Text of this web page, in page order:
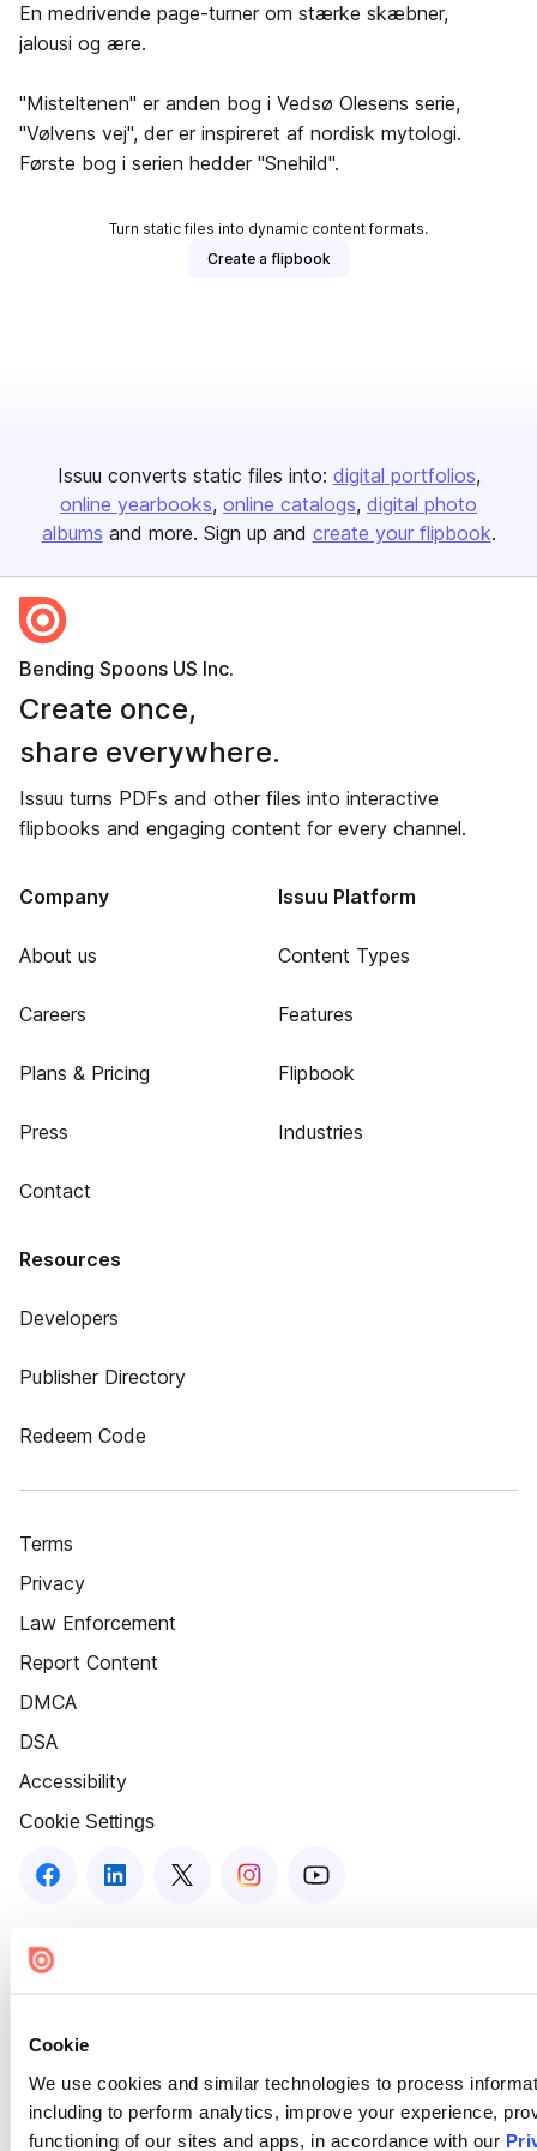
Cookie
We use cookies and similar technologies to process
including to perform analytics, improve your experience,
functioning of our sites and apps, in accordance with our
En medrivende page-turner om stærke skæbner,
jalousi og ære.
"Misteltenen" er anden bog i Vedsø Olesens serie,
"Vølvens vej", der er inspireret af nordisk mytologi.
Første bog i serien hedder "Snehild".
Turn static files into dynamic content formats.
Create a flipbook
Issuu converts static files into: digital portfolios
online yearbooks online catalogs digital photo
albums and more. Sign up and create your flipbook.
Bending Spoons US Inc.
Create once,
share everywhere.
Issuu turns PDFs and other files into interactive
flipbooks and engaging content for every channel.
Company
About us
Careers
Plans & Pricing
Press
Contact
Issuu Platform
Content Types
Features
Flipbook
Industries
Resources
Developers
Publisher Directory
Redeem Code
Terms
Privacy
Law Enforcement
Report Content
DMCA
DSA
Accessibility
Cookie Settings